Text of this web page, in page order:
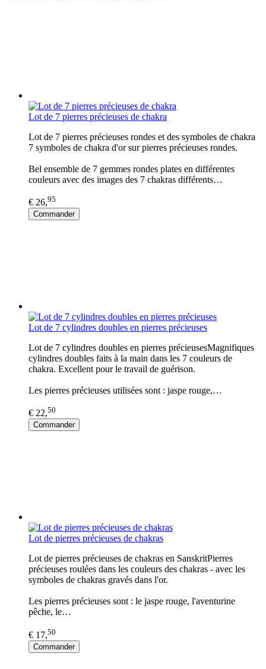
Lot de 7 pierres précieuses de chakra
Lot de 7 pierres précieuses rondes et des symboles de chakra
7 symboles de chakra d'or sur pierres précieuses rondes.
Bel ensemble de 7 gemmes rondes plates en différentes
couleurs avec des images des 7 chakras différents…
€ 26,95
Commander
Lot de 7 cylindres doubles en pierres précieuses
Lot de 7 cylindres doubles en pierres précieusesMagnifiques
cylindres doubles faits à la main dans les 7 couleurs de
chakra. Excellent pour le travail de guérison.
Les pierres précieuses utilisées sont : jaspe rouge,…
€ 22,50
Commander
Lot de pierres précieuses de chakras
Lot de pierres précieuses de chakras en SanskritPierres
précieuses roulées dans les couleurs des chakras - avec les
symboles de chakras gravés dans l'or.
Les pierres précieuses sont : le jaspe rouge, l'aventurine
pêche, le…
€ 17,50
Commander